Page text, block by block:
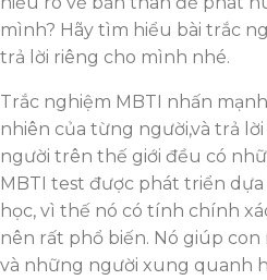
mình? Hãy tìm hiểu bài trắc
trả lời riêng cho mình nhé.
Trắc nghiệm MBTI nhấn
nhiên của từng người,và trả lời
người trên thế giới đều có
MBTI test được phát triển
học, vì thế nó có tính chính
nên rất phổ biến. Nó giúp
và những người xung quanh